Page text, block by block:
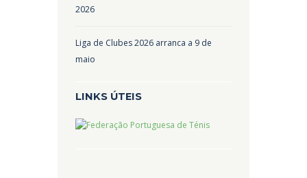
2026
Liga de Clubes 2026 arranca a 9 de
maio
LINKS ÚTEIS